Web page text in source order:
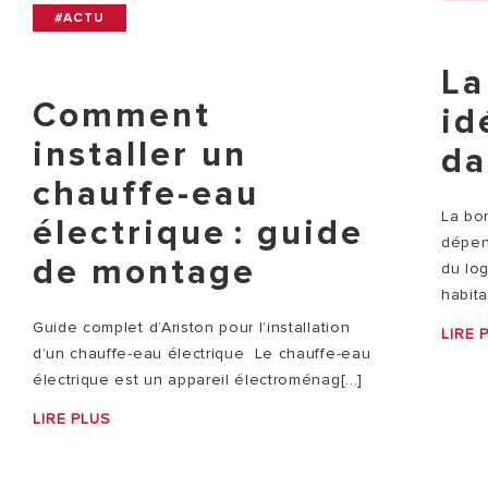
#ACTU
Comment
installer un
chauffe-eau
électrique : guide
de montage
Guide complet d’Ariston pour l’installation
d’un chauffe-eau électrique Le chauffe-eau
électrique est un appareil électroménag[...]
LIRE PLUS
La
du
LIRE